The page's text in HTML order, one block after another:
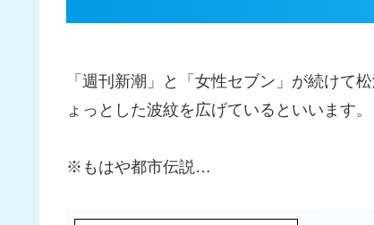
「週刊新潮」と「女性セブン」が続けて
ょっとした波紋を広げているといいます。
※もはや都市伝説…